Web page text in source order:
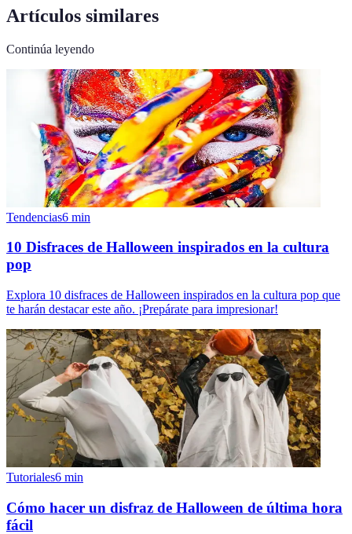
Artículos similares
Continúa leyendo
Tendencias6 min
10 Disfraces de Halloween inspirados en la cultura
pop
Explora 10 disfraces de Halloween inspirados en la cultura pop que
te harán destacar este año. ¡Prepárate para impresionar!
Tutoriales6 min
Cómo hacer un disfraz de Halloween de última hora
fácil